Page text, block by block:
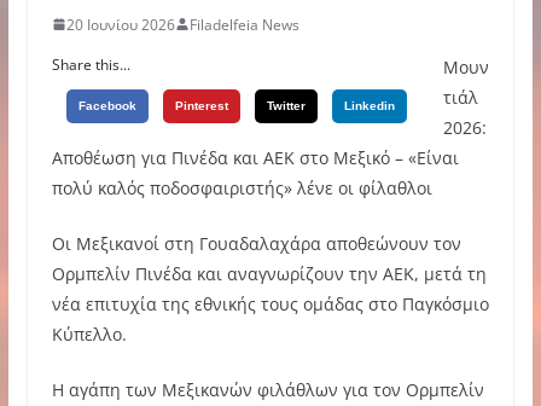
20 Ιουνίου 2026
Filadelfeia News
Share this...
Facebook Pinterest Twitter Linkedin
Μουν
τιάλ
2026:
Αποθέωση για Πινέδα και ΑΕΚ στο Μεξικό – «Είναι
πολύ καλός ποδοσφαιριστής» λένε οι φίλαθλοι
Οι Μεξικανοί στη Γουαδαλαχάρα αποθεώνουν τον
Ορμπελίν Πινέδα και αναγνωρίζουν την ΑΕΚ, μετά τη
νέα επιτυχία της εθνικής τους ομάδας στο Παγκόσμιο
Κύπελλο.
Η αγάπη των Μεξικανών φιλάθλων για τον Ορμπελίν